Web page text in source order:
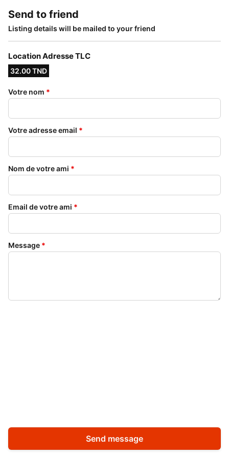
Send to friend
Listing details will be mailed to your friend
Location Adresse TLC
32.00 TND
Votre nom *
Votre adresse email *
Nom de votre ami *
Email de votre ami *
Message *
Send message